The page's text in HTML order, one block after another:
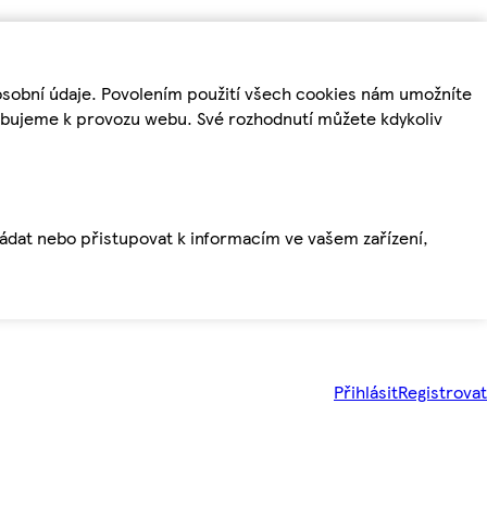
údaje. Povolením použití všech cookies nám umožníte
k provozu webu. Své rozhodnutí můžete kdykoliv
nebo přistupovat k informacím ve vašem zařízení,
PřihlásitRegistrovat